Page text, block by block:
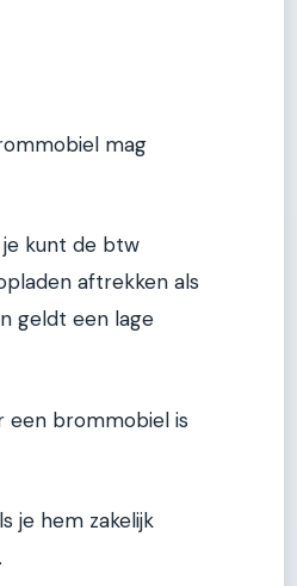
mag
kunt de btw
aftrekken als
geldt een lage
een brommobiel is
je hem zakelijk